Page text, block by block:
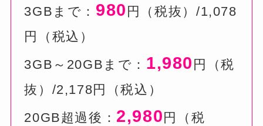
3GBまで： 980 円（税抜）/1,078
円（税込）
3GB～20GBまで： 1,980 円（税
抜）/2,178円（税込）
20GB超過後： 2,980 円（税